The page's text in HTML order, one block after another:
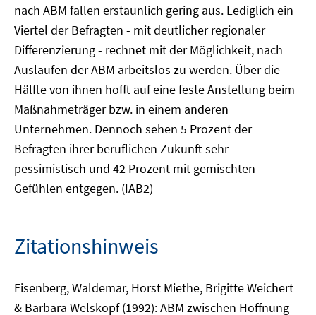
nach ABM fallen erstaunlich gering aus. Lediglich ein
Viertel der Befragten - mit deutlicher regionaler
Differenzierung - rechnet mit der Möglichkeit, nach
Auslaufen der ABM arbeitslos zu werden. Über die
Hälfte von ihnen hofft auf eine feste Anstellung beim
Maßnahmeträger bzw. in einem anderen
Unternehmen. Dennoch sehen 5 Prozent der
Befragten ihrer beruflichen Zukunft sehr
pessimistisch und 42 Prozent mit gemischten
Gefühlen entgegen. (IAB2)
Zitationshinweis
Eisenberg, Waldemar, Horst Miethe, Brigitte Weichert
& Barbara Welskopf (1992): ABM zwischen Hoffnung